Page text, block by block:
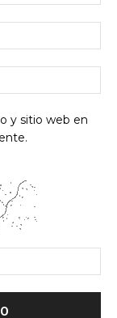
y sitio web en